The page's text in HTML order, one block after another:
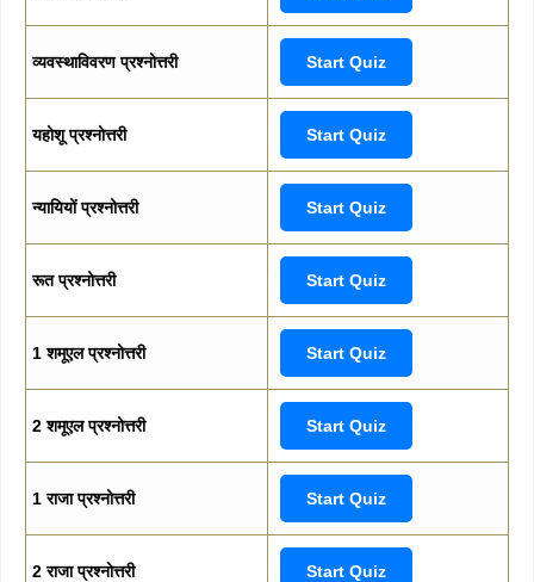
व्यवस्थाविवरण प्रश्नोत्तरी Start Quiz
यहोशू प्रश्नोत्तरी Start Quiz
न्यायियों प्रश्नोत्तरी Start Quiz
रूत प्रश्नोत्तरी Start Quiz
1 शमूएल प्रश्नोत्तरी Start Quiz
2 शमूएल प्रश्नोत्तरी Start Quiz
1 राजा प्रश्नोत्तरी Start Quiz
2 राजा प्रश्नोत्तरी Start Quiz